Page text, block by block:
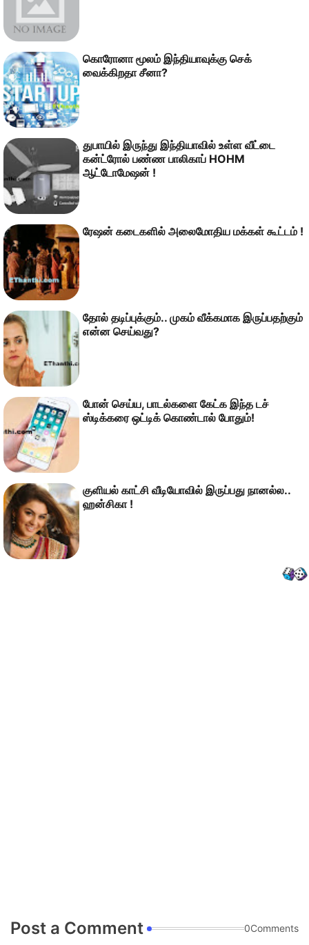
கொரோனா மூலம் இந்தியாவுக்கு செக்
வைக்கிறதா சீனா?
துபாயில் இருந்து இந்தியாவில் உள்ள வீட்டை
கன்ட்ரோல் பண்ண பாலிகாப் HOHM
ஆட்டோமேஷன் !
ரேஷன் கடைகளில் அலைமோதிய மக்கள் கூட்டம் !
தோல் தடிப்புக்கும்.. முகம் வீக்கமாக இருப்பதற்கும்
என்ன செய்வது?
போன் செய்ய, பாடல்களை கேட்க இந்த டச்
ஸ்டிக்கரை ஒட்டிக் கொண்டால் போதும்!
குளியல் காட்சி வீடியோவில் இருப்பது நானல்ல..
ஹன்சிகா !
Post a Comment 0Comments